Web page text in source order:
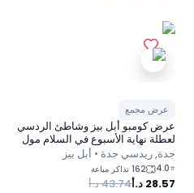
عرض مجمع
عرض كومبو أبل بيز وشاطئ الردسي
لعطلة نهاية الأسبوع في السلام مول
جدة, ريدسي جدة • أبل بيز
162 تذاكر مباعة
28.57د.أ43.74د.أ